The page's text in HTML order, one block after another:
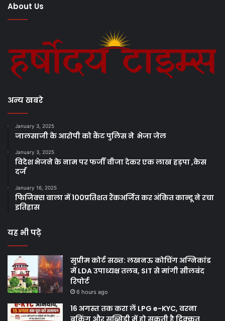
About Us
अन्य खबरे
January 3, 2025
जालसाजी के आरोपी को कैंट पुलिस ने भेजा जेल
January 3, 2025
विदेश भेजने के नाम पर फर्जी वीजा देकर एक लाख हड़पा ,केस
दर्ज
January 16, 2025
फिजिक्स वाला में 100प्रतिशत रैंकअर्जित कर अंकित कान्दू ने रचा
इतिहास
यह भी पढ़े
सुप्रीम कोर्ट सख्त: लखनऊ कोचिंग अग्निकांड
में LDA उपाध्यक्ष तलब, SIT से मांगी सीलबंद
रिपोर्ट
6 hours ago
16 अगस्त तक करा लें LPG e-KYC, वरना
बुकिंग और सब्सिडी में हो सकती है दिक्कत